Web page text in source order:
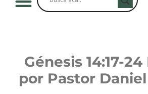
Génesis 14:17-
por Pastor